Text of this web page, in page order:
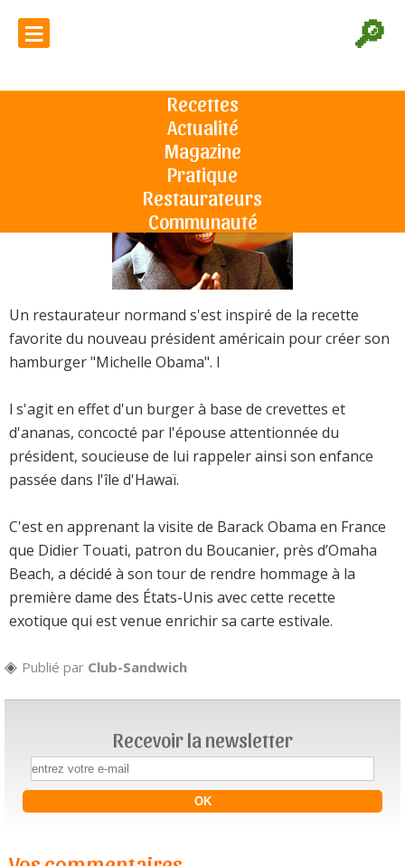
🔎
≡
Recettes
Actualité
Magazine
Pratique
Restaurateurs
Communauté
L'actu du sandwich Le burger de Michelle Obama
Le 07/04/2009
Un restaurateur normand s'est inspiré de la recette
favorite du nouveau président américain pour créer son
hamburger "Michelle Obama". I
l s'agit en effet d'un burger à base de crevettes et
d'ananas, concocté par l'épouse attentionnée du
président, soucieuse de lui rappeler ainsi son enfance
passée dans l'île d'Hawaï.
C'est en apprenant la visite de Barack Obama en France
que Didier Touati, patron du Boucanier, près d’Omaha
Beach, a décidé à son tour de rendre hommage à la
première dame des États-Unis avec cette recette
exotique qui est venue enrichir sa carte estivale.
Publié par Club-Sandwich
Recevoir la newsletter